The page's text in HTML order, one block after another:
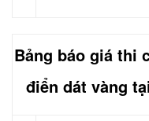
Bảng báo giá thi
điển dát vàng